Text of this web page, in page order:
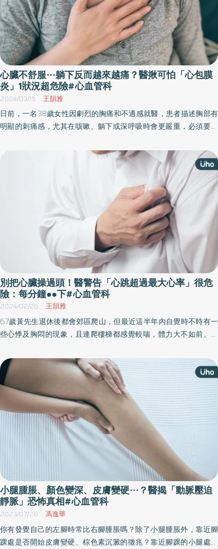
心臟不舒服⋯躺下反而越來越痛？醫揪可怕「心包膜
炎」1狀況超危險#心血管科
2024/03/15 王韻雅
日前，一名38歲女性因劇烈的胸痛和不適感就醫，患者描述胸部有
明顯的刺痛感，尤其在咳嗽、躺下或深呼吸時會更嚴重，必須要坐
狀，包括疲勞、輕微發燒和呼吸急促，尤其嘗試躺下時會感到明顯
呼吸急促。後續，在急診抽血檢查沒有明顯的心肌酵素異常，不像
典型的心肌梗塞，經過初步診斷為「心包膜炎」。
別把心臟操過頭！醫警告「心跳超過最大心率」很危
險：每分鐘●●下#心血管科
2024/02/26 王韻雅
67歲黃先生退休後都會郊區爬山，但最近這半年內自覺時不時有一
些心悸及胸悶的現象，且連爬樓梯都感覺較喘，體力大不如前。原
卻發現心臟功能約莫只剩正常人的二分之一，左心室收縮分率僅剩
30%，診斷為「心臟衰竭」。
小腿腫脹、顏色變深、皮膚變硬⋯？醫揭「動脈壓迫
靜脈」恐怖真相#心血管科
2023/07/26 馮逸華
你有發覺自己的左腳時常比右腳腫脹嗎？除了小腿腫脹外，靠近腳
踝處是否開始皮膚變硬、棕色素沉澱的徵兆？靠近腳踝的小腿處，